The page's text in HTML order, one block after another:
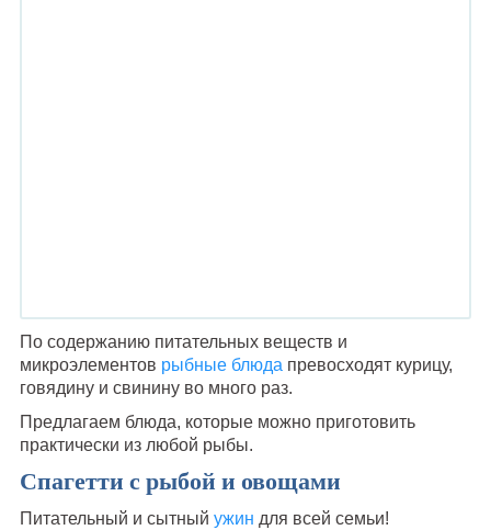
По содержанию питательных веществ и
микроэлементов рыбные блюда превосходят курицу,
говядину и свинину во много раз.
Предлагаем блюда, которые можно приготовить
практически из любой рыбы.
Спагетти с рыбой и овощами
Питательный и сытный ужин для всей семьи!